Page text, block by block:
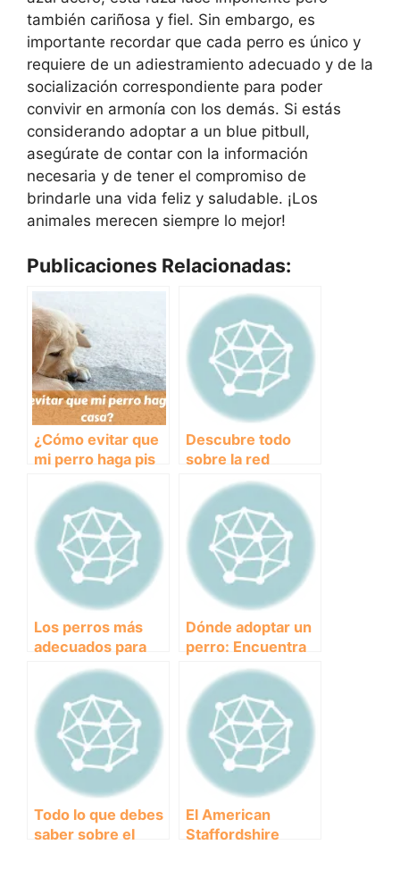
también cariñosa y fiel. Sin embargo, es
importante recordar que cada perro es único y
requiere de un adiestramiento adecuado y de la
socialización correspondiente para poder
convivir en armonía con los demás. Si estás
considerando adoptar a un blue pitbull,
asegúrate de contar con la información
necesaria y de tener el compromiso de
brindarle una vida feliz y saludable. ¡Los
animales merecen siempre lo mejor!
Publicaciones Relacionadas:
¿Cómo evitar que
mi perro haga pis
en casa?
Descubre todo
sobre la red
canina: una
comunidad virtual
para amantes de
los perros
Los perros más
adecuados para
convivir con
niños: consejos y
recomendaciones
Dónde adoptar un
perro: Encuentra
tu compañero
ideal en refugios y
protectoras
Todo lo que debes
saber sobre el
El American
Staffordshire